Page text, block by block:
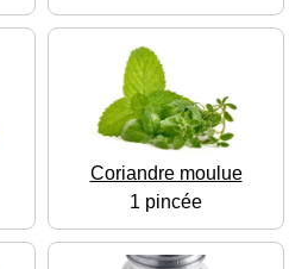
Coriandre moulue
1 pincée